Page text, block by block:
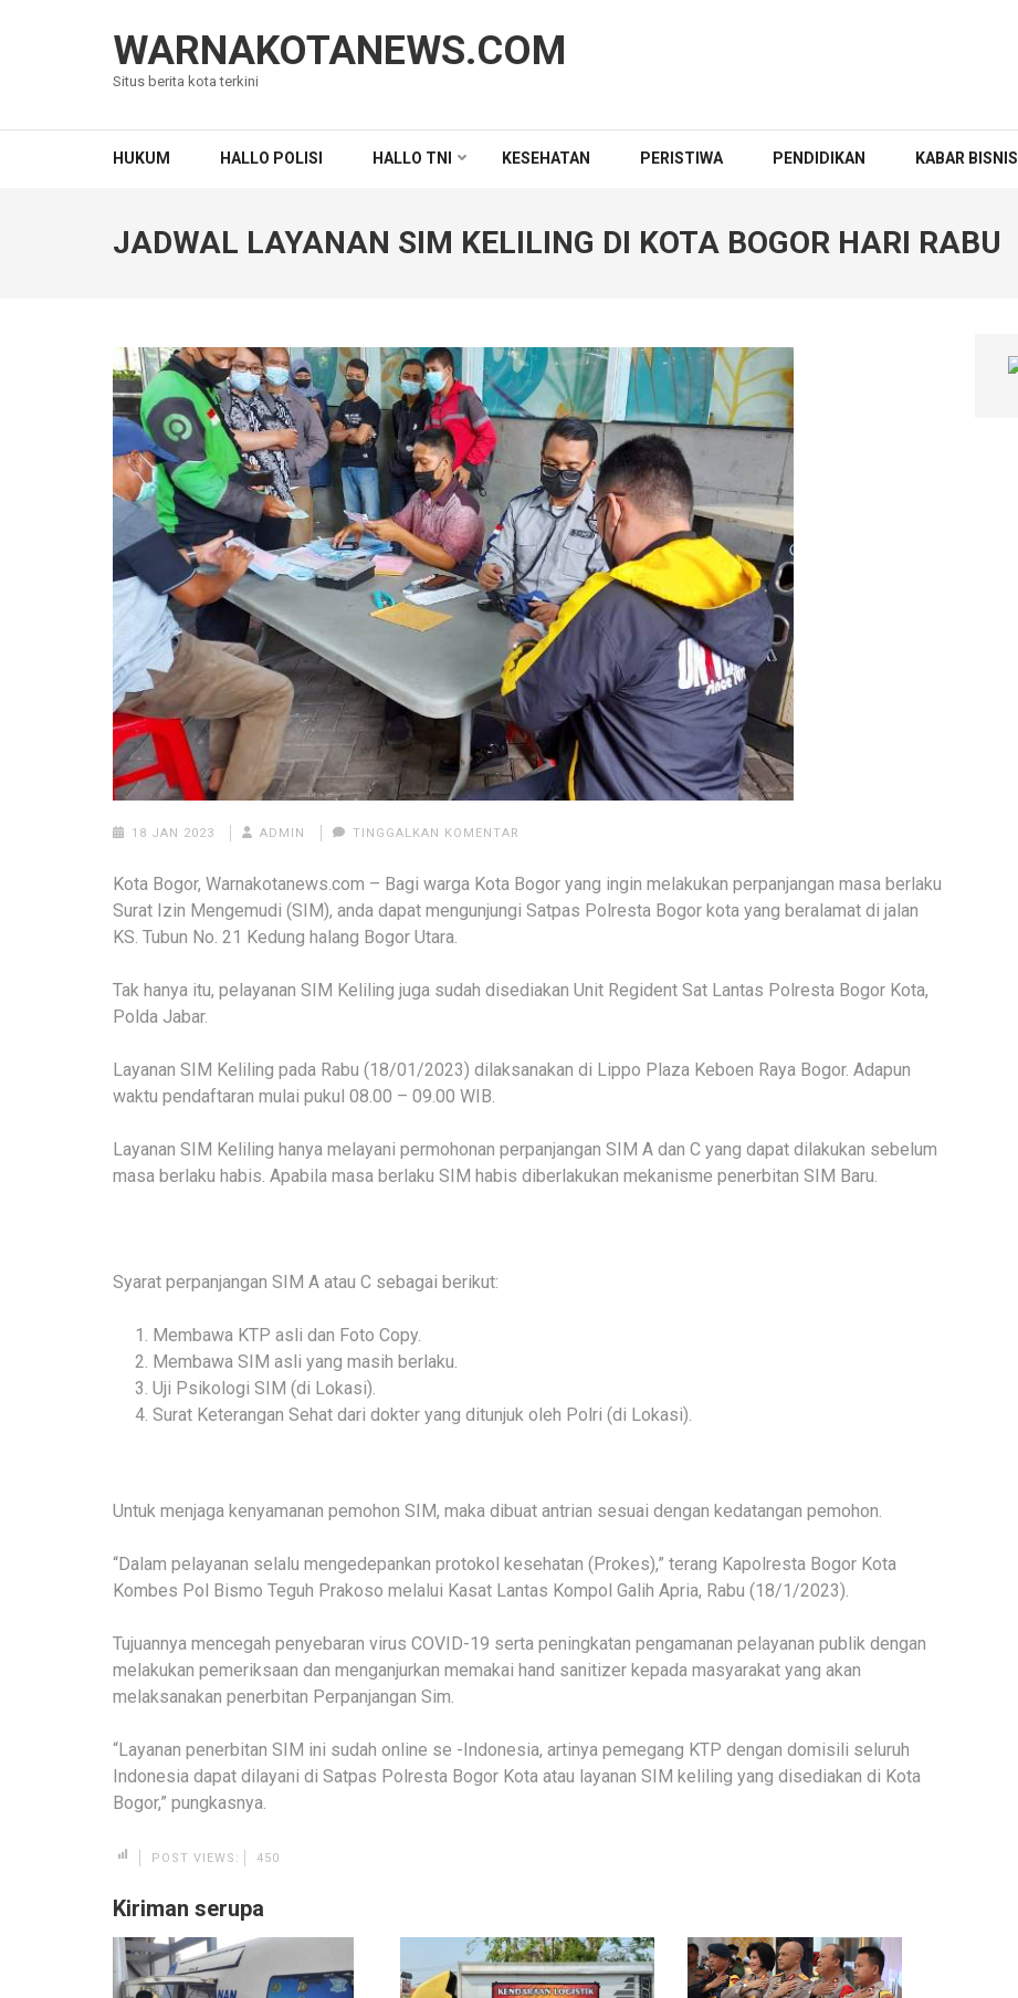
WARNAKOTANEWS.COM
Situs berita kota terkini
HUKUM HALLO POLISI HALLO TNI KESEHATAN PERISTIWA PENDIDIKAN KABAR BISNIS
JADWAL LAYANAN SIM KELILING DI KOTA BOGOR HARI RABU
18 JAN 2023 ADMIN TINGGALKAN KOMENTAR
Kota Bogor, Warnakotanews.com – Bagi warga Kota Bogor yang ingin melakukan perpanjangan masa berlaku
Surat Izin Mengemudi (SIM), anda dapat mengunjungi Satpas Polresta Bogor kota yang beralamat di jalan
KS. Tubun No. 21 Kedung halang Bogor Utara.
Tak hanya itu, pelayanan SIM Keliling juga sudah disediakan Unit Regident Sat Lantas Polresta Bogor Kota,
Polda Jabar.
Layanan SIM Keliling pada Rabu (18/01/2023) dilaksanakan di Lippo Plaza Keboen Raya Bogor. Adapun
waktu pendaftaran mulai pukul 08.00 – 09.00 WIB.
Layanan SIM Keliling hanya melayani permohonan perpanjangan SIM A dan C yang dapat dilakukan sebelum
masa berlaku habis. Apabila masa berlaku SIM habis diberlakukan mekanisme penerbitan SIM Baru.
Syarat perpanjangan SIM A atau C sebagai berikut:
Membawa KTP asli dan Foto Copy.
Membawa SIM asli yang masih berlaku.
Uji Psikologi SIM (di Lokasi).
Surat Keterangan Sehat dari dokter yang ditunjuk oleh Polri (di Lokasi).
Untuk menjaga kenyamanan pemohon SIM, maka dibuat antrian sesuai dengan kedatangan pemohon.
“Dalam pelayanan selalu mengedepankan protokol kesehatan (Prokes),” terang Kapolresta Bogor Kota
Kombes Pol Bismo Teguh Prakoso melalui Kasat Lantas Kompol Galih Apria, Rabu (18/1/2023).
Tujuannya mencegah penyebaran virus COVID-19 serta peningkatan pengamanan pelayanan publik dengan
melakukan pemeriksaan dan menganjurkan memakai hand sanitizer kepada masyarakat yang akan
melaksanakan penerbitan Perpanjangan Sim.
“Layanan penerbitan SIM ini sudah online se -Indonesia, artinya pemegang KTP dengan domisili seluruh
Indonesia dapat dilayani di Satpas Polresta Bogor Kota atau layanan SIM keliling yang disediakan di Kota
Bogor,” pungkasnya.
POST VIEWS: 450
Kiriman serupa